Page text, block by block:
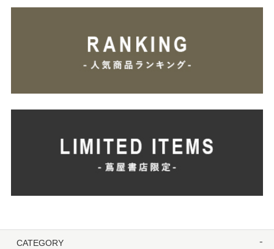
CATEGORY